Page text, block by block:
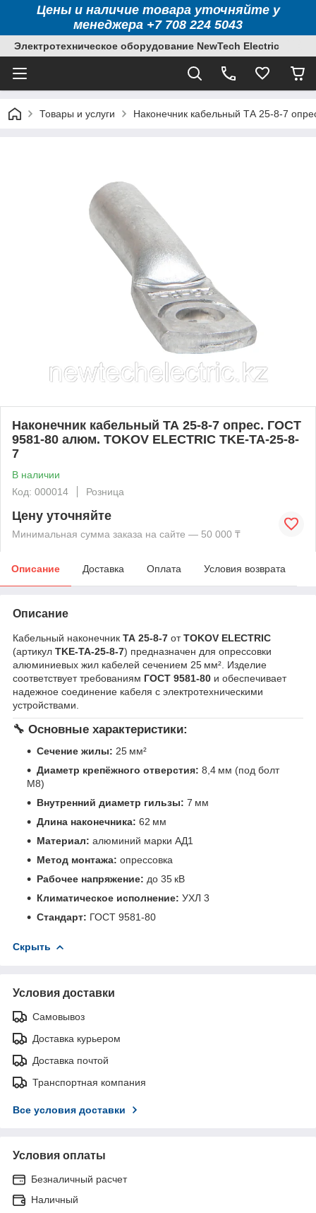
Цены и наличие товара уточняйте у
менеджера +7 708 224 5043
Электротехническое оборудование NewTech Electric
Товары и услуги Наконечник кабельный ТА 25-8-7
Наконечник кабельный ТА 25-8-7 опрес. ГОСТ
9581-80 алюм. TOKOV ELECTRIC TKE-TA-25-8-
7
В наличии
Код: 000014
Розница
Цену уточняйте
Минимальная сумма заказа на сайте — 50 000 ₸
Описание Доставка Оплата Условия возврата
Описание
Кабельный наконечник ТА 25-8-7 отTOKOV ELECTRIC
(артикул TKE-TA-25-8-7) предназначен для опрессовки
алюминиевых жил кабелей сечением 25 мм². Изделие
соответствует требованиям ГОСТ 9581-80 и обеспечивает
надежное соединение кабеля с электротехническими
устройствами.
🔧 Основные характеристики:
Сечение жилы: 25 мм²
Диаметр крепёжного отверстия: 8,4 мм (под болт
М8)
Внутренний диаметр гильзы: 7 мм
Длина наконечника: 62 мм
Материал: алюминий марки АД1
Метод монтажа: опрессовка
Рабочее напряжение: до 35 кВ
Климатическое исполнение: УХЛ 3
Стандарт: ГОСТ 9581-80
Скрыть
Условия доставки
Самовывоз
Доставка курьером
Доставка почтой
Транспортная компания
Все условия доставки
Условия оплаты
Безналичный расчет
Наличный